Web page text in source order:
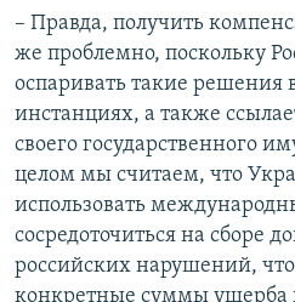
– Правда, получить
же проблемно, поскольку
оспаривать такие
инстанциях, а также
своего государственного
целом мы считаем, что
использовать
сосредоточиться на сборе
российских нарушений,
конкретные суммы ущерба